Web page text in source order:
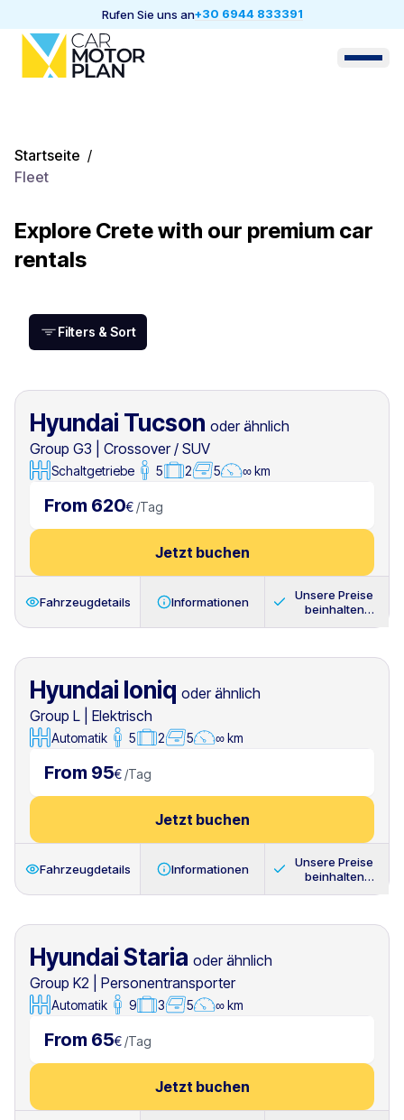
Rufen Sie uns an+30 6944 833391
Startseite /
Fleet
Explore Crete with our premium car
rentals
Filters & Sort
Hyundai Tucson oder ähnlich
Group G3
Crossover / SUV
Schaltgetriebe 5 2 5 ∞ km
From 620€ /Tag
Jetzt buchen
Fahrzeugdetails Informationen
Unsere Preise
beinhalten
Hyundai Ioniq oder ähnlich
Group L
Elektrisch
Automatik 5 2 5 ∞ km
From 95€ /Tag
Jetzt buchen
Fahrzeugdetails Informationen
Unsere Preise
beinhalten
Hyundai Staria oder ähnlich
Group K2
Personentransporter
Automatik 9 3 5 ∞ km
From 65€ /Tag
Jetzt buchen